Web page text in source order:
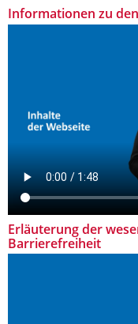
Informationen zu
Erläuterung der
Barrierefreiheit